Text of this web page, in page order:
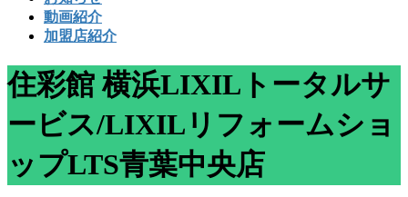
動画紹介
加盟店紹介
住彩館 横浜LIXILトータルサ
ービス/LIXILリフォームショ
ップLTS青葉中央店